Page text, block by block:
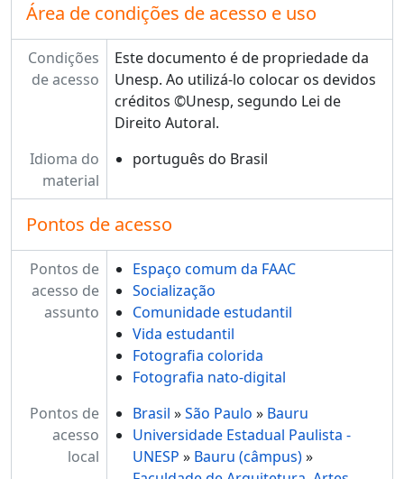
Área de condições de acesso e uso
Condições
de acesso
Este documento é de propriedade da
Unesp. Ao utilizá-lo colocar os devidos
créditos ©Unesp, segundo Lei de
Direito Autoral.
Idioma do
material
português do Brasil
Pontos de acesso
Pontos de
acesso de
assunto
Espaço comum da FAAC
Socialização
Comunidade estudantil
Vida estudantil
Fotografia colorida
Fotografia nato-digital
Pontos de
acesso
local
Brasil »São Paulo » Bauru
Universidade Estadual Paulista -
UNESP » Bauru (câmpus)»